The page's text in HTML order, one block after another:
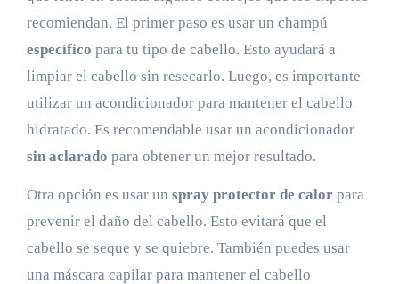
recomiendan. El primer paso es usar un champú
específico para tu tipo de cabello. Esto ayudará a
limpiar el cabello sin resecarlo. Luego, es importante
utilizar un acondicionador para mantener el cabello
hidratado. Es recomendable usar un acondicionador
sin aclarado para obtener un mejor resultado.
Otra opción es usar un spray protector de calorpara
prevenir el daño del cabello. Esto evitará que el
cabello se seque y se quiebre. También puedes usar
una máscara capilar para mantener el cabello